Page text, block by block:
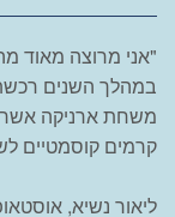
"אני מרוצה מאוד
במהלך השנים
משחת ארניקה אשר
קרמים קוסמטיים
ליאור נשיא,